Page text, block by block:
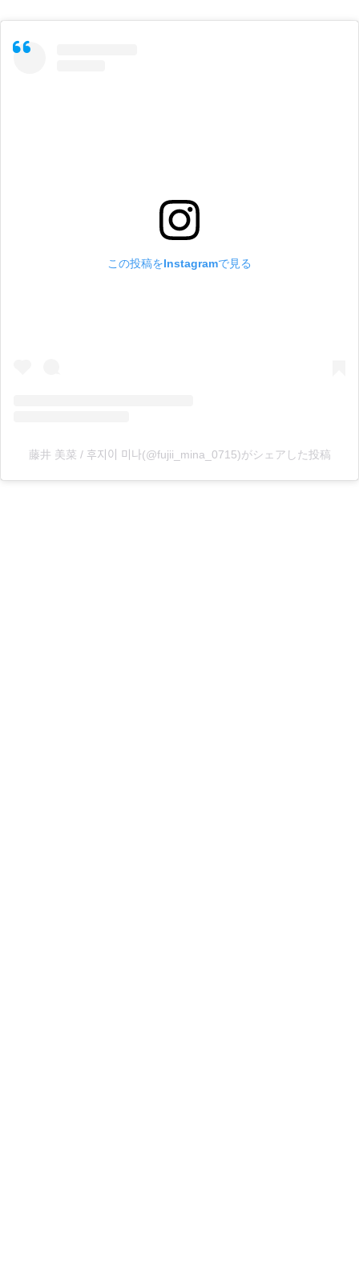
この投稿をInstagramで見る
藤井 美菜 / 후지이 미나(@fujii_mina_0715)がシェアした投稿